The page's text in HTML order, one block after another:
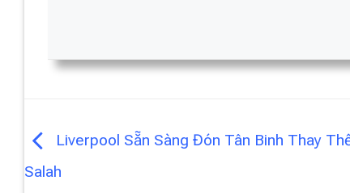
Liverpool Sẵn Sàng Đón Tân Binh Thay
Salah